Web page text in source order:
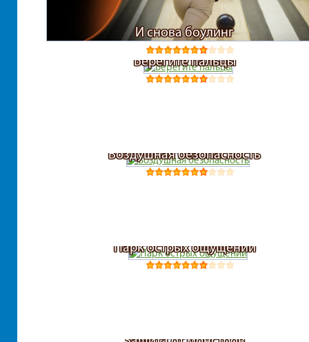
И снова боулинг
Берегите пальцы
Воздушная безопасность
Парк острых ощущений